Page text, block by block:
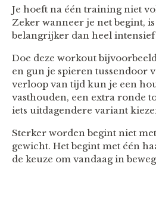
Je hoeft na één training niet
Zeker wanneer je net begint,
belangrijker dan heel
Doe deze workout
en gun je spieren tussendoor
verloop van tijd kun je een
vasthouden, een extra ronde
iets uitdagendere variant
Sterker worden begint niet
gewicht. Het begint met één
de keuze om vandaag in